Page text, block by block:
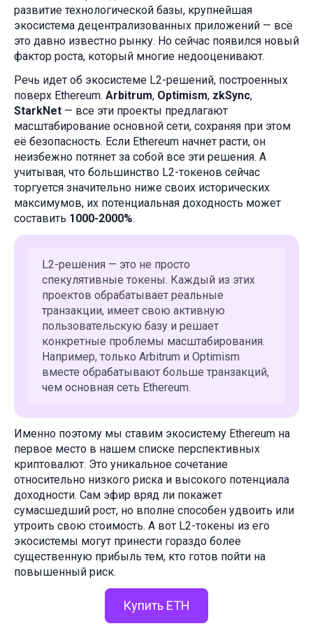
развитие технологической базы, крупнейшая
экосистема децентрализованных приложений — всё
это давно известно рынку. Но сейчас появился новый
фактор роста, который многие недооценивают.
Речь идет об экосистеме L2-решений, построенных
поверх Ethereum. Arbitrum, Optimism, zkSync,
StarkNet — все эти проекты предлагают
масштабирование основной сети, сохраняя при этом
её безопасность. Если Ethereum начнет расти, он
неизбежно потянет за собой все эти решения. А
учитывая, что большинство L2-токенов сейчас
торгуется значительно ниже своих исторических
максимумов, их потенциальная доходность может
составить 1000-2000%.
L2-решения — это не просто
спекулятивные токены. Каждый из этих
проектов обрабатывает реальные
транзакции, имеет свою активную
пользовательскую базу и решает
конкретные проблемы масштабирования.
Например, только Arbitrum и Optimism
вместе обрабатывают больше транзакций,
чем основная сеть Ethereum.
Именно поэтому мы ставим экосистему Ethereum на
первое место в нашем списке перспективных
криптовалют. Это уникальное сочетание
относительно низкого риска и высокого потенциала
доходности. Сам эфир вряд ли покажет
сумасшедший рост, но вполне способен удвоить или
утроить свою стоимость. А вот L2-токены из его
экосистемы могут принести гораздо более
существенную прибыль тем, кто готов пойти на
повышенный риск.
Купить ETH